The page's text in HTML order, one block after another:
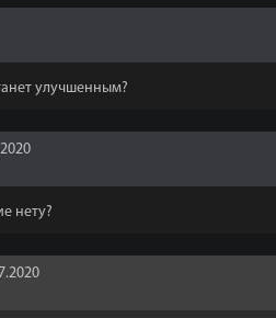
улучшенным?
нету?